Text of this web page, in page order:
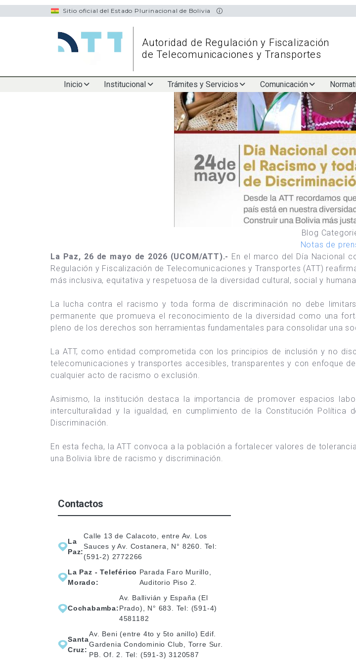
Skip
to
Sitio oficial del Estado Plurinacional de Bolivia
Autoridad de Regulación y Fiscalización
de Telecomunicaciones y Transportes
Inicio Institucional Trámites y Servicios Comunicación
navigation
Blog
Notas de
La Paz, 26 de mayo de 2026 (UCOM/ATT).- En el marco del Día Nacional
Regulación y Fiscalización de Telecomunicaciones y Transportes (ATT)
más inclusiva, equitativa y respetuosa de la diversidad cultural, social y
La lucha contra el racismo y toda forma de discriminación no debe
permanente que promueva el reconocimiento de la diversidad como una
pleno de los derechos son herramientas fundamentales para consolidar una
La ATT, como entidad comprometida con los principios de inclusión y no
telecomunicaciones y transportes accesibles, transparentes y con enfoque
cualquier acto de racismo o exclusión.
Asimismo, la institución destaca la importancia de promover espacios
interculturalidad y la igualdad, en cumplimiento de la Constitución
Discriminación.
En esta fecha, la ATT convoca a la población a fortalecer valores de
una Bolivia libre de racismo y discriminación.
Contactos
La
Paz:
Calle 13 de Calacoto, entre Av. Los
Sauces y Av. Costanera, N° 8260. Tel:
(591-2) 2772266
La Paz - Teleférico
Morado:
Parada Faro Murillo,
Auditorio Piso 2.
Cochabamba:
Av. Ballivián y España (El
Prado), N° 683. Tel: (591-4)
4581182
Santa
Cruz:
Av. Beni (entre 4to y 5to anillo) Edif.
Gardenia Condominio Club, Torre Sur.
PB. Of. 2. Tel: (591-3) 3120587